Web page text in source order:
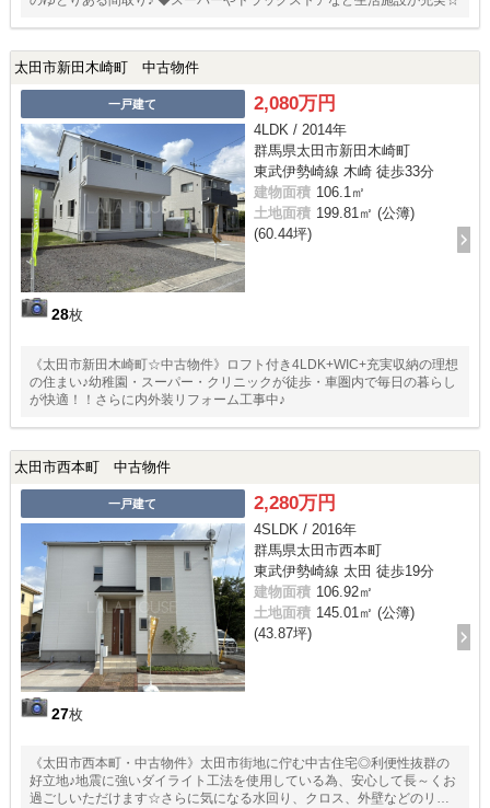
太田市新田木崎町 中古物件
一戸建て
28枚
2,080万円
4LDK / 2014年
群馬県太田市新田木崎町
東武伊勢崎線 木崎 徒歩33分
建物面積 106.1㎡
土地面積 199.81㎡ (公簿)
(60.44坪)
《太田市新田木崎町☆中古物件》ロフト付き4LDK+WIC+充実収納の理想
の住まい♪幼稚園・スーパー・クリニックが徒歩・車圏内で毎日の暮らし
が快適！！さらに内外装リフォーム工事中♪
太田市西本町 中古物件
一戸建て
27枚
2,280万円
4SLDK / 2016年
群馬県太田市西本町
東武伊勢崎線 太田 徒歩19分
建物面積 106.92㎡
土地面積 145.01㎡ (公簿)
(43.87坪)
《太田市西本町・中古物件》太田市街地に佇む中古住宅◎利便性抜群の
好立地♪地震に強いダイライト工法を使用している為、安心して長～くお
過ごしいただけます☆さらに気になる水回り、クロス、外壁などのリフ